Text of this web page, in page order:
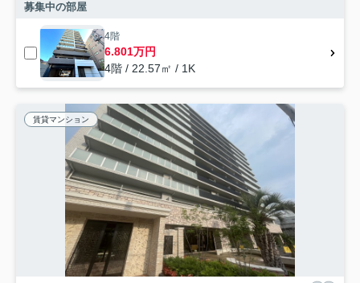
募集中の部屋
4階
6.801万円
4階 / 22.57㎡ / 1K
賃貸マンション